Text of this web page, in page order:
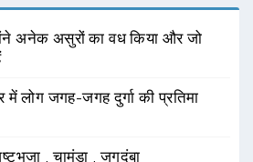
अनेक असुरों का वध किया और जो
में लोग जगह-जगह दुर्गा की प्रतिमा
,चामुंडा ,जगदंबा